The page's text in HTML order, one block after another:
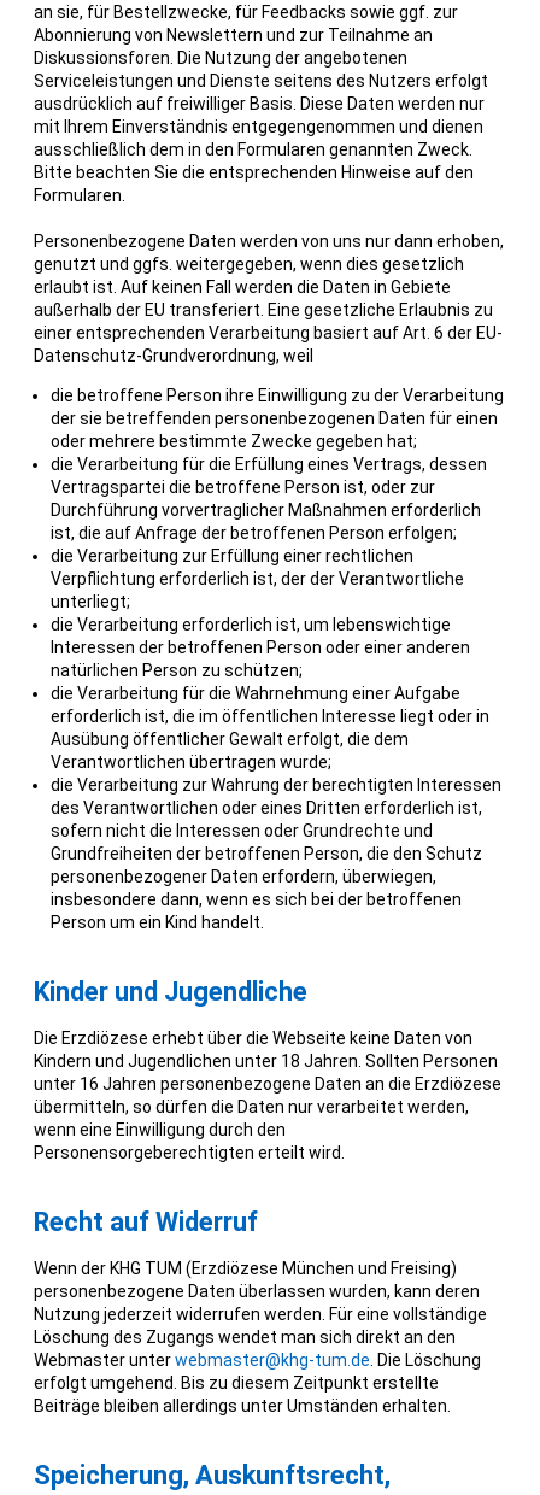
an sie, für Bestellzwecke, für Feedbacks sowie ggf. zur
Abonnierung von Newslettern und zur Teilnahme an
Diskussionsforen. Die Nutzung der angebotenen
Serviceleistungen und Dienste seitens des Nutzers erfolgt
ausdrücklich auf freiwilliger Basis. Diese Daten werden nur
mit Ihrem Einverständnis entgegengenommen und dienen
ausschließlich dem in den Formularen genannten Zweck.
Bitte beachten Sie die entsprechenden Hinweise auf den
Formularen.
Personenbezogene Daten werden von uns nur dann erhoben,
genutzt und ggfs. weitergegeben, wenn dies gesetzlich
erlaubt ist. Auf keinen Fall werden die Daten in Gebiete
außerhalb der EU transferiert. Eine gesetzliche Erlaubnis zu
einer entsprechenden Verarbeitung basiert auf Art. 6 der EU-
Datenschutz-Grundverordnung, weil
die betroffene Person ihre Einwilligung zu der Verarbeitung
der sie betreffenden personenbezogenen Daten für einen
oder mehrere bestimmte Zwecke gegeben hat;
die Verarbeitung für die Erfüllung eines Vertrags, dessen
Vertragspartei die betroffene Person ist, oder zur
Durchführung vorvertraglicher Maßnahmen erforderlich
ist, die auf Anfrage der betroffenen Person erfolgen;
die Verarbeitung zur Erfüllung einer rechtlichen
Verpflichtung erforderlich ist, der der Verantwortliche
unterliegt;
die Verarbeitung erforderlich ist, um lebenswichtige
Interessen der betroffenen Person oder einer anderen
natürlichen Person zu schützen;
die Verarbeitung für die Wahrnehmung einer Aufgabe
erforderlich ist, die im öffentlichen Interesse liegt oder in
Ausübung öffentlicher Gewalt erfolgt, die dem
Verantwortlichen übertragen wurde;
die Verarbeitung zur Wahrung der berechtigten Interessen
des Verantwortlichen oder eines Dritten erforderlich ist,
sofern nicht die Interessen oder Grundrechte und
Grundfreiheiten der betroffenen Person, die den Schutz
personenbezogener Daten erfordern, überwiegen,
insbesondere dann, wenn es sich bei der betroffenen
Person um ein Kind handelt.
Kinder und Jugendliche
Die Erzdiözese erhebt über die Webseite keine Daten von
Kindern und Jugendlichen unter 18 Jahren. Sollten Personen
unter 16 Jahren personenbezogene Daten an die Erzdiözese
übermitteln, so dürfen die Daten nur verarbeitet werden,
wenn eine Einwilligung durch den
Personensorgeberechtigten erteilt wird.
Recht auf Widerruf
Wenn der KHG TUM (Erzdiözese München und Freising)
personenbezogene Daten überlassen wurden, kann deren
Nutzung jederzeit widerrufen werden. Für eine vollständige
Löschung des Zugangs wendet man sich direkt an den
Webmaster unterwebmaster@khg-tum.de . Die Löschung
erfolgt umgehend. Bis zu diesem Zeitpunkt erstellte
Beiträge bleiben allerdings unter Umständen erhalten.
Speicherung, Auskunftsrecht,